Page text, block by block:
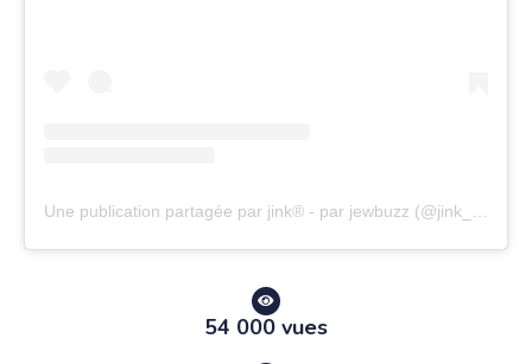
54 000 vues